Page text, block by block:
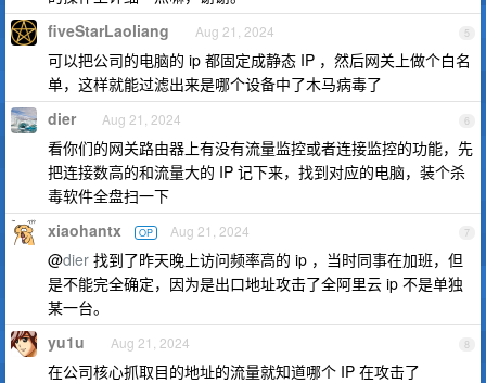
5
fiveStarLaoliang Aug 21, 2024
可以把公司的电脑的 ip 都固定成静态 IP ，然后网关上做个白名
单，这样就能过滤出来是哪个设备中了木马病毒了
6
dier Aug 21, 2024
看你们的网关路由器上有没有流量监控或者连接监控的功能，先
把连接数高的和流量大的 IP 记下来，找到对应的电脑，装个杀
毒软件全盘扫一下
7
xiaohantx OP Aug 21, 2024
@dier 找到了昨天晚上访问频率高的 ip ，当时同事在加班，但
是不能完全确定，因为是出口地址攻击了全阿里云 ip 不是单独
某一台。
8
yu1u Aug 21, 2024
在公司核心抓取目的地址的流量就知道哪个 IP 在攻击了